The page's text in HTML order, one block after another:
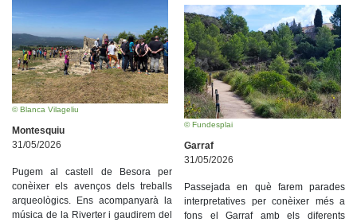
© Blanca Vilageliu
Montesquiu
31/05/2026
Pugem al castell de Besora per
conèixer els avenços dels treballs
arqueològics. Ens acompanyarà la
música de la Riverter i gaudirem del
© Fundesplai
Garraf
31/05/2026
Passejada en què farem parades
interpretatives per conèixer més a
fons el Garraf amb els diferents